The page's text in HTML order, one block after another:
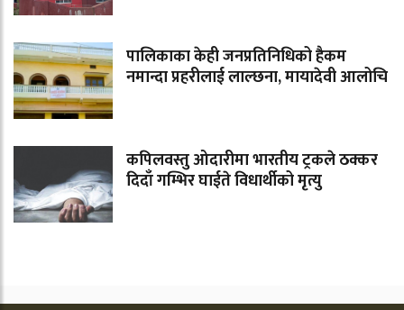
पालिकाका केही जनप्रतिनिधिको हैकम
नमान्दा प्रहरीलाई लाल्छना, मायादेवी आलोचि
कपिलवस्तु ओदारीमा भारतीय ट्रकले ठक्कर
दिदाँ गम्भिर घाईते विधार्थीको मृत्यु